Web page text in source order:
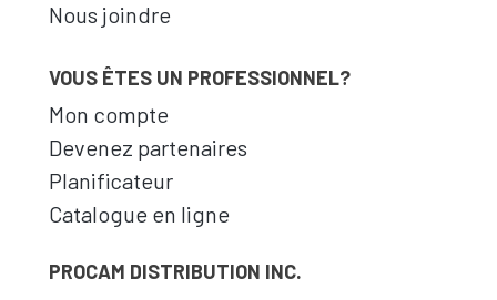
Nous joindre
VOUS ÊTES UN PROFESSIONNEL?
Mon compte
Devenez partenaires
Planificateur
Catalogue en ligne
PROCAM DISTRIBUTION INC.